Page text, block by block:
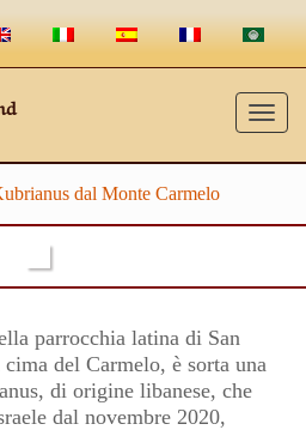
dal Monte Carmelo
parrocchia latina di San
del Carmelo, è sorta una
di origine libanese, che
dal novembre 2020,